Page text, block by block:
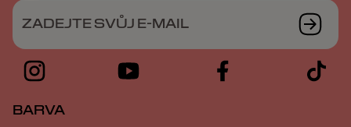
ZADEJTE SVŮJ E-MAIL
BARVA